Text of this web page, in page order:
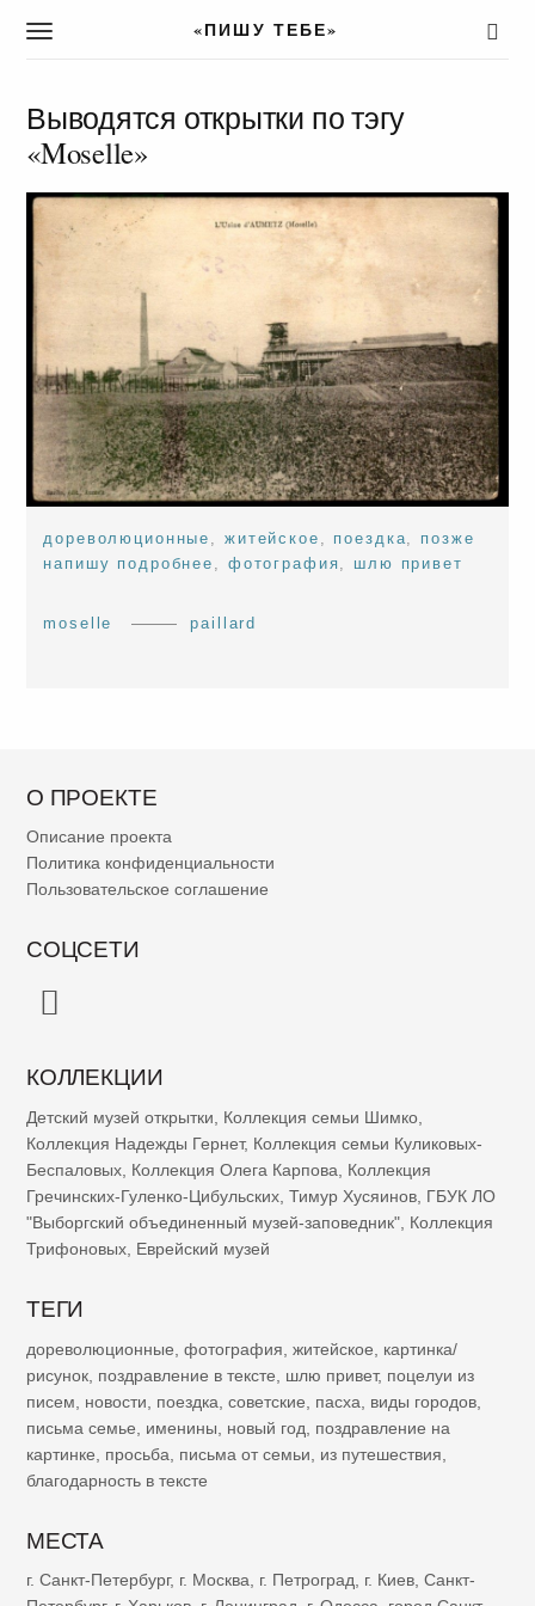
T
g
l
e
a
i
g
a
i
o
n
«ПИШУ ТЕБЕ»
Выводятся открытки по тэгу
«Moselle»
дореволюционные , житейское , поездка, позже
напишу подробнее , фотография, шлю привет
moselle paillard
О ПРОЕКТЕ
Описание проекта
Политика конфиденциальности
Пользовательское соглашение
СОЦСЕТИ
КОЛЛЕКЦИИ
Детский музей открытки Коллекция семьи Шимко
Коллекция Надежды Гернет, Коллекция семьи Куликовых-
Беспаловых Коллекция Олега Карпова
Коллекция
Гречинских-Гуленко-Цибульских Тимур Хусяинов ГБУК ЛО
"Выборгский объединенный музей-заповедник" Коллекция
Трифоновых Еврейский музей
ТЕГИ
дореволюционные фотография житейское
картинка/
рисунок поздравление в тексте шлю привет, поцелуи из
писем
новости поездка советские пасха виды городов
письма семье
именины новый год
поздравление на
картинке
просьба письма от семьи из путешествия
благодарность в тексте
МЕСТА
г. Санкт-Петербург, г. Москва, г. Петроград, г. Киев, Санкт-